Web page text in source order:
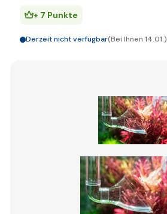
+ 7 Punkte
Derzeit nicht verfügbar(Bei Ihnen 14.01.)